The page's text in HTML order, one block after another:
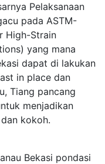
Pelaksanaan
pada ASTM-
High-Strain
yang mana
dapat di lakukan
in place dan
Tiang pancang
menjadikan
kokoh.
Bekasi pondasi